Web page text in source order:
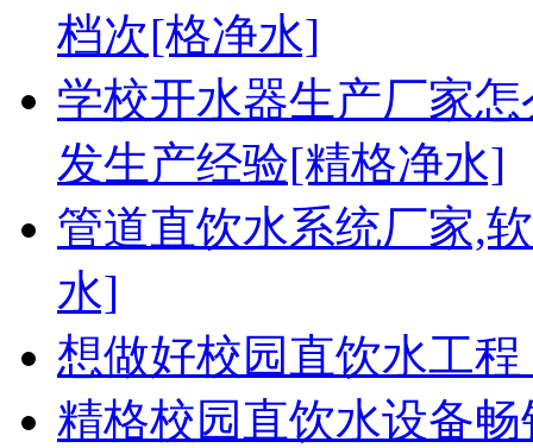
档次[格净水]
学校开水器生产厂家
发生产经验[精格净水]
管道直饮水系统厂家,
水]
想做好校园直饮水工
精格校园直饮水设备